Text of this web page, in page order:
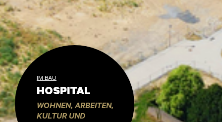
IM BAU
HOSPITAL
WOHNEN, ARBEITEN,
KULTUR UND